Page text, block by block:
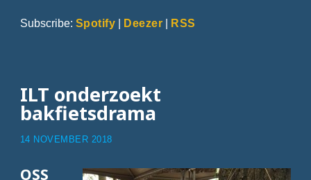
Subscribe: Spotify | Deezer | RSS
ILT onderzoekt
bakfietsdrama
14 NOVEMBER 2018
OSS